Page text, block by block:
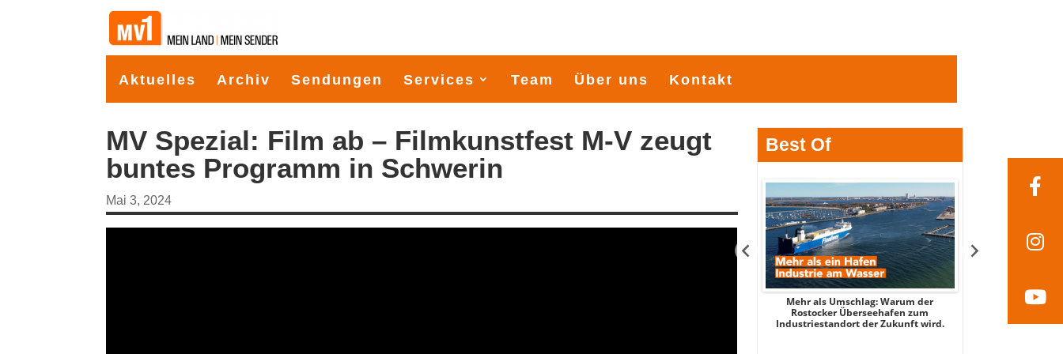
Aktuelles Archiv Sendungen Services Team Über uns Kontakt
MV Spezial: Film ab – Filmkunstfest M-V zeugt
buntes Programm in Schwerin
Mai 3, 2024
Best Of
Mehr als Umschlag: Warum der
Rostocker Überseehafen zum
Industriestandort der Zukunft wird.
MITTENDRIN –